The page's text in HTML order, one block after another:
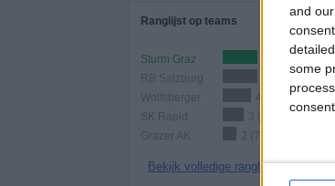
and
some
Ranglijst op teams
Sturm Graz
RB Salzburg
Wolfsberger
4 (15,38%)
SK Rapid
3 (11,54%)
Grazer AK
2 (7,69%)
Bekijk volledige ranglijst